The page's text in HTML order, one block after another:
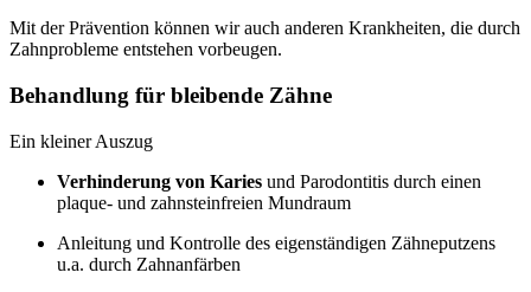
Mit der Prävention können wir auch anderen Krankheiten, die durch
Zahnprobleme entstehen vorbeugen.
Behandlung für bleibende Zähne
Ein kleiner Auszug
Verhinderung von Karies und Parodontitis durch einen
plaque- und zahnsteinfreien Mundraum
Anleitung und Kontrolle des eigenständigen Zähneputzens
u.a. durch Zahnanfärben